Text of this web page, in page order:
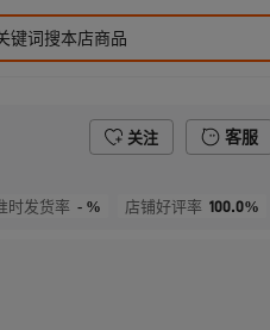
关注 客服
时发货率 - % 店铺好评率 100.0%